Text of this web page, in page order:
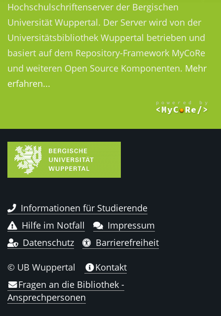
Hochschulschriftenserver der Bergischen
Universität Wuppertal. Der Server wird von der
Universitätsbibliothek Wuppertal betrieben und
basiert auf dem Repository-Framework MyCoRe
und weiteren Open Source Komponenten. Mehr
erfahren...
Informationen für Studierende
Hilfe im Notfall
Impressum
Datenschutz
Barrierefreiheit
© UB Wuppertal
Kontakt
Fragen an die Bibliothek -
Ansprechpersonen